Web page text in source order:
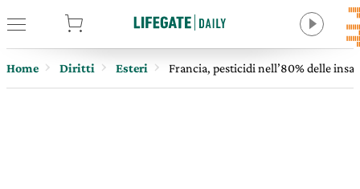
Home Diritti Esteri Francia, pesticidi nell’80% delle